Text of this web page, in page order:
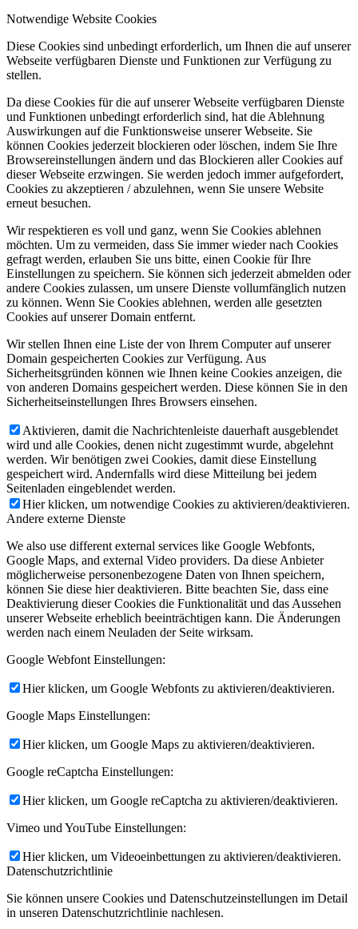
Notwendige Website Cookies
Diese Cookies sind unbedingt erforderlich, um Ihnen die auf unserer
Webseite verfügbaren Dienste und Funktionen zur Verfügung zu
stellen.
Da diese Cookies für die auf unserer Webseite verfügbaren Dienste
und Funktionen unbedingt erforderlich sind, hat die Ablehnung
Auswirkungen auf die Funktionsweise unserer Webseite. Sie
können Cookies jederzeit blockieren oder löschen, indem Sie Ihre
Browsereinstellungen ändern und das Blockieren aller Cookies auf
dieser Webseite erzwingen. Sie werden jedoch immer aufgefordert,
Cookies zu akzeptieren / abzulehnen, wenn Sie unsere Website
erneut besuchen.
Wir respektieren es voll und ganz, wenn Sie Cookies ablehnen
möchten. Um zu vermeiden, dass Sie immer wieder nach Cookies
gefragt werden, erlauben Sie uns bitte, einen Cookie für Ihre
Einstellungen zu speichern. Sie können sich jederzeit abmelden oder
andere Cookies zulassen, um unsere Dienste vollumfänglich nutzen
zu können. Wenn Sie Cookies ablehnen, werden alle gesetzten
Cookies auf unserer Domain entfernt.
Wir stellen Ihnen eine Liste der von Ihrem Computer auf unserer
Domain gespeicherten Cookies zur Verfügung. Aus
Sicherheitsgründen können wie Ihnen keine Cookies anzeigen, die
von anderen Domains gespeichert werden. Diese können Sie in den
Sicherheitseinstellungen Ihres Browsers einsehen.
Aktivieren, damit die Nachrichtenleiste dauerhaft ausgeblendet
wird und alle Cookies, denen nicht zugestimmt wurde, abgelehnt
werden. Wir benötigen zwei Cookies, damit diese Einstellung
gespeichert wird. Andernfalls wird diese Mitteilung bei jedem
Seitenladen eingeblendet werden.
Hier klicken, um notwendige Cookies zu aktivieren/deaktivieren.
Andere externe Dienste
We also use different external services like Google Webfonts,
Google Maps, and external Video providers. Da diese Anbieter
möglicherweise personenbezogene Daten von Ihnen speichern,
können Sie diese hier deaktivieren. Bitte beachten Sie, dass eine
Deaktivierung dieser Cookies die Funktionalität und das Aussehen
unserer Webseite erheblich beeinträchtigen kann. Die Änderungen
werden nach einem Neuladen der Seite wirksam.
Google Webfont Einstellungen:
Hier klicken, um Google Webfonts zu aktivieren/deaktivieren.
Google Maps Einstellungen:
Hier klicken, um Google Maps zu aktivieren/deaktivieren.
Google reCaptcha Einstellungen:
Hier klicken, um Google reCaptcha zu aktivieren/deaktivieren.
Vimeo und YouTube Einstellungen:
Hier klicken, um Videoeinbettungen zu aktivieren/deaktivieren.
Datenschutzrichtlinie
Sie können unsere Cookies und Datenschutzeinstellungen im Detail
in unseren Datenschutzrichtlinie nachlesen.